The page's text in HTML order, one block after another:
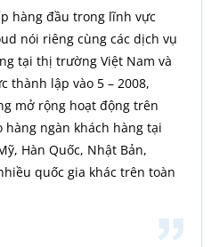
hàng đầu trong lĩnh vực
nói riêng cùng các dịch vụ
tại thị trường Việt Nam và
thành lập vào 5 – 2008,
mở rộng hoạt động trên
hàng ngàn khách hàng tại
Hàn Quốc, Nhật Bản,
quốc gia khác trên toàn